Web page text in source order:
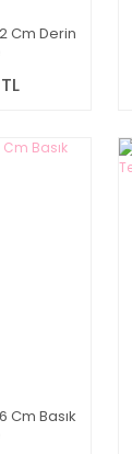
Cm Derin
Cm Basık